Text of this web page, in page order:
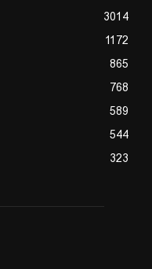
3014
1172
865
768
589
544
323